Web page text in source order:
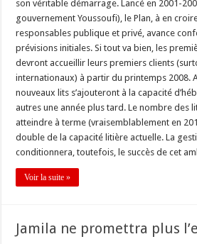
son véritable démarrage. Lancé en 2001-
gouvernement Youssoufi), le Plan, à en
responsables publique et privé, avance
prévisions initiales. Si tout va bien, les
devront accueillir leurs premiers clients
internationaux) à partir du printemps 2008.
nouveaux lits s’ajouteront à la capacité
autres une année plus tard. Le nombre des
atteindre à terme (vraisemblablement en
double de la capacité litière actuelle. La
conditionnera, toutefois, le succès de cet
Voir la suite »
Jamila ne promettra plus